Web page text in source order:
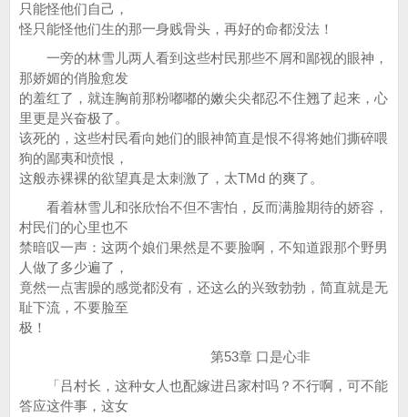
只能怪他们自己，
怪只能怪他们生的那一身贱骨头，再好的命都没法！
一旁的林雪儿两人看到这些村民那些不屑和鄙视的眼神，
那娇媚的俏脸愈发
的羞红了，就连胸前那粉嘟嘟的嫩尖尖都忍不住翘了起来，心
里更是兴奋极了。
该死的，这些村民看向她们的眼神简直是恨不得将她们撕碎喂
狗的鄙夷和愤恨，
这般赤裸裸的欲望真是太刺激了，太TMd 的爽了。
看着林雪儿和张欣怡不但不害怕，反而满脸期待的娇容，
村民们的心里也不
禁暗叹一声：这两个娘们果然是不要脸啊，不知道跟那个野男
人做了多少遍了，
竟然一点害臊的感觉都没有，还这么的兴致勃勃，简直就是无
耻下流，不要脸至
极！
第53章 口是心非
「吕村长，这种女人也配嫁进吕家村吗？不行啊，可不能
答应这件事，这女